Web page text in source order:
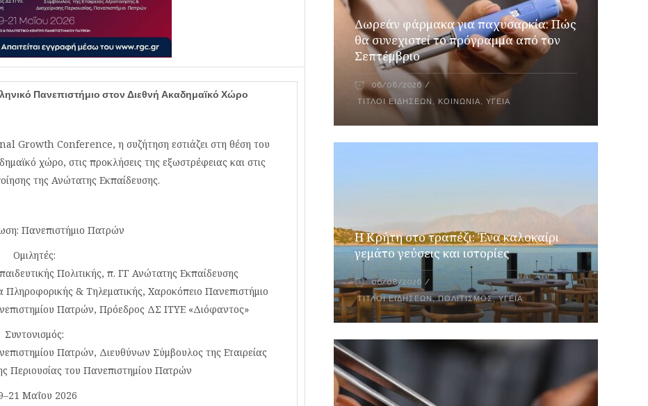
Πανεπιστήμιο στον Διεθνή Ακαδημαϊκό Χώρο
Growth Conference, η συζήτηση εστιάζει στη θέση του
χώρο, στις προκλήσεις της εξωστρέφειας και στις
της Ανώτατης Εκπαίδευσης.
Πανεπιστήμιο Πατρών
Ομιλητές:
Πολιτικής, π. ΓΓ Ανώτατης Εκπαίδευσης
& Τηλεματικής, Χαροκόπειο Πανεπιστήμιο
Πατρών, Πρόεδρος ΔΣ ΙΤΥΕ «Διόφαντος»
Συντονισμός:
Πατρών, Διευθύνων Σύμβουλος της Εταιρείας
Περιουσίας του Πανεπιστημίου Πατρών
Μαΐου 2026
Δωρεάν φάρμακα για παχυσαρκία: Πώς
θα συνεχιστεί το πρόγραμμα από τον
Σεπτέμβριο
06/08/2026
ΤΊΤΛΟΙ ΕΙΔΉΣΕΩΝ , ΚΟΙΝΩΝΊΑ,ΥΓΕΊΑ
Η Κρήτη στο τραπέζι: Ένα καλοκαίρι
γεμάτο γεύσεις και ιστορίες
06/08/2026
ΤΊΤΛΟΙ ΕΙΔΉΣΕΩΝ,ΠΟΛΙΤΙΣΜΌΣ,ΥΓΕΊΑ